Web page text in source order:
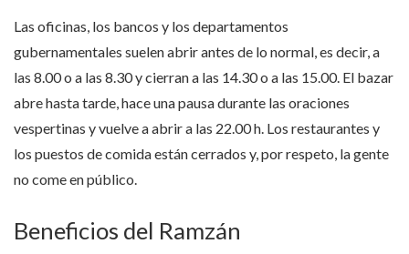
Las oficinas, los bancos y los departamentos
gubernamentales suelen abrir antes de lo normal, es decir, a
las 8.00 o a las 8.30 y cierran a las 14.30 o a las 15.00. El bazar
abre hasta tarde, hace una pausa durante las oraciones
vespertinas y vuelve a abrir a las 22.00 h. Los restaurantes y
los puestos de comida están cerrados y, por respeto, la gente
no come en público.
Beneficios del Ramzán